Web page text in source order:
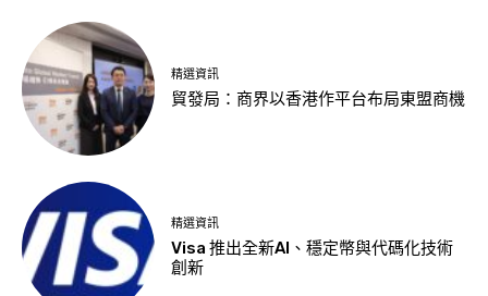
精選資訊
貿發局：商界以香港作平台布局東盟商機
精選資訊
Visa 推出全新AI、穩定幣與代碼化技術
創新